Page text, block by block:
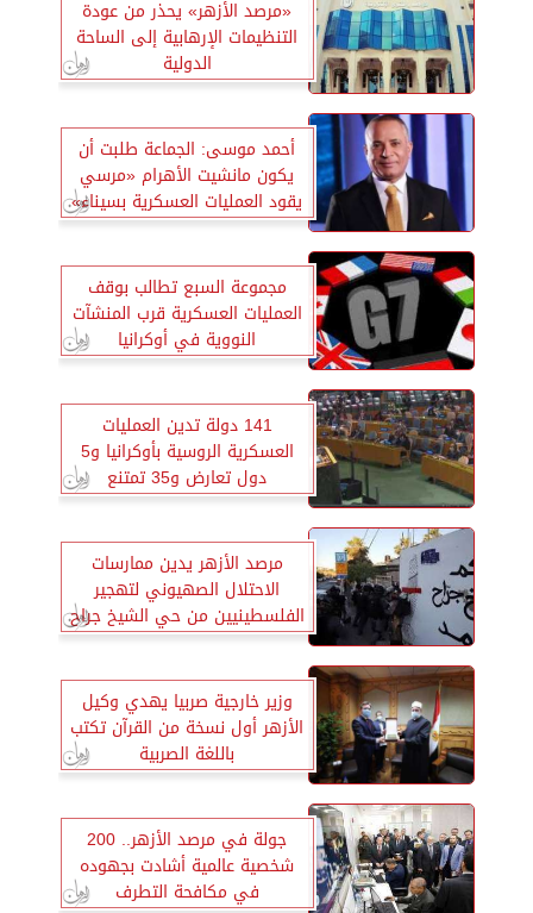
«مرصد الأزهر» يحذر من عودة
التنظيمات الإرهابية إلى الساحة
الدولية
أحمد موسى: الجماعة طلبت أن
يكون مانشيت الأهرام «مرسي
يقود العمليات العسكرية بسيناء»
.. فيديو
مجموعة السبع تطالب بوقف
العمليات العسكرية قرب المنشآت
النووية في أوكرانيا
141 دولة تدين العمليات
العسكرية الروسية بأوكرانيا و5
دول تعارض و35 تمتنع
مرصد الأزهر يدين ممارسات
الاحتلال الصهيوني لتهجير
الفلسطينيين من حي الشيخ جراح
وزير خارجية صربيا يهدي وكيل
الأزهر أول نسخة من القرآن تكتب
باللغة الصربية
‏جولة في مرصد الأزهر.. ‏200
شخصية عالمية ‏أشادت بجهوده
في ‏مكافحة التطرف